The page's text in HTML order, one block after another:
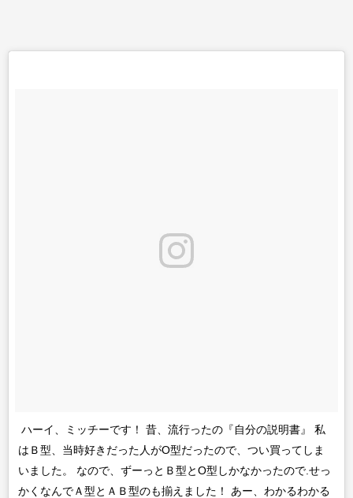
ハーイ、ミッチーです！ 昔、流行ったの『自分の説明書』 私
はＢ型、当時好きだった人がO型だったので、つい買ってしま
いました。 なので、ずーっとＢ型とO型しかなかったので.せっ
かくなんでＡ型とＡＢ型のも揃えました！ あー、わかるわかる